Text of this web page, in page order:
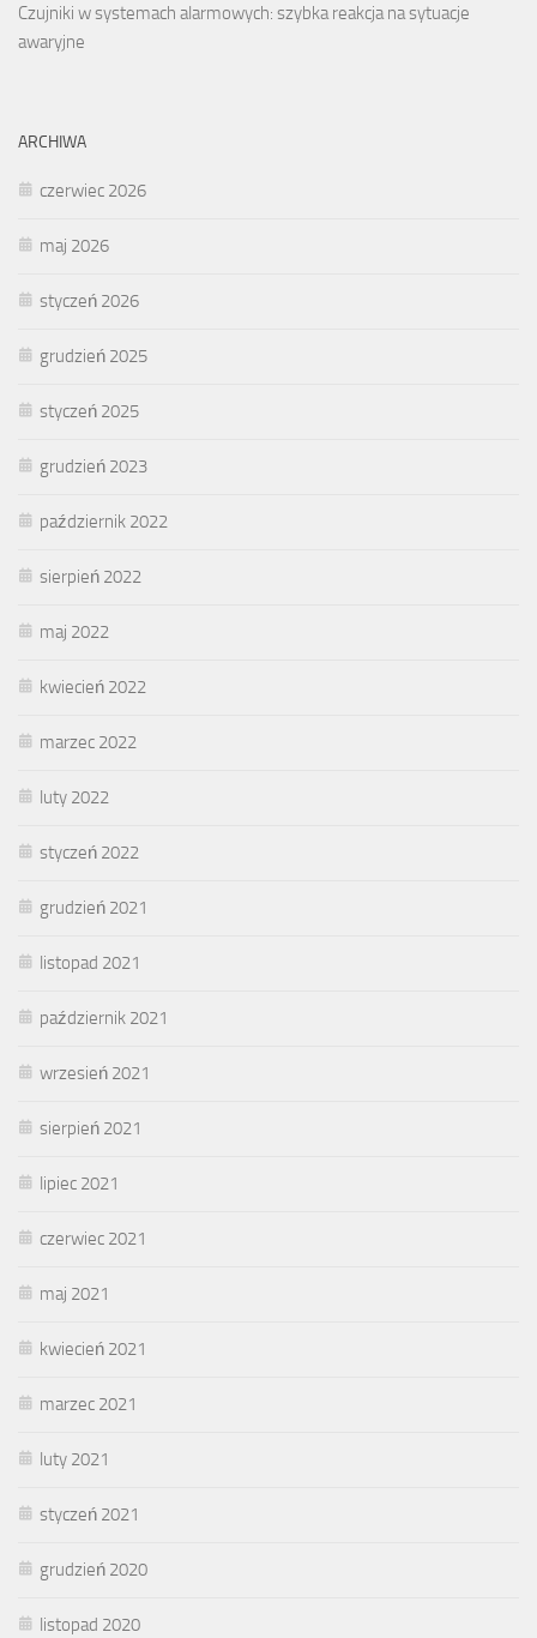
Czujniki w systemach alarmowych: szybka reakcja na sytuacje
awaryjne
ARCHIWA
czerwiec 2026
maj 2026
styczeń 2026
grudzień 2025
styczeń 2025
grudzień 2023
październik 2022
sierpień 2022
maj 2022
kwiecień 2022
marzec 2022
luty 2022
styczeń 2022
grudzień 2021
listopad 2021
październik 2021
wrzesień 2021
sierpień 2021
lipiec 2021
czerwiec 2021
maj 2021
kwiecień 2021
marzec 2021
luty 2021
styczeń 2021
grudzień 2020
listopad 2020